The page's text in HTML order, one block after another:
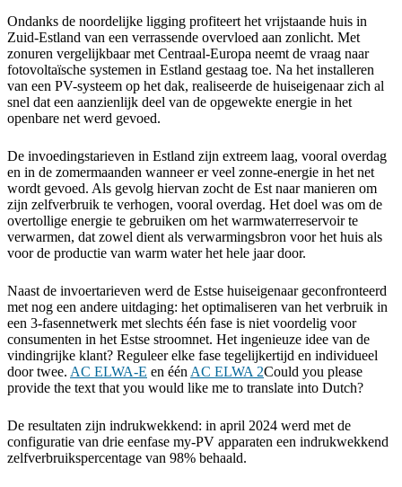
Ondanks de noordelijke ligging profiteert het vrijstaande huis in
Zuid-Estland van een verrassende overvloed aan zonlicht. Met
zonuren vergelijkbaar met Centraal-Europa neemt de vraag naar
fotovoltaïsche systemen in Estland gestaag toe. Na het installeren
van een PV-systeem op het dak, realiseerde de huiseigenaar zich al
snel dat een aanzienlijk deel van de opgewekte energie in het
openbare net werd gevoed.
De invoedingstarieven in Estland zijn extreem laag, vooral overdag
en in de zomermaanden wanneer er veel zonne-energie in het net
wordt gevoed. Als gevolg hiervan zocht de Est naar manieren om
zijn zelfverbruik te verhogen, vooral overdag. Het doel was om de
overtollige energie te gebruiken om het warmwaterreservoir te
verwarmen, dat zowel dient als verwarmingsbron voor het huis als
voor de productie van warm water het hele jaar door.
Naast de invoertarieven werd de Estse huiseigenaar geconfronteerd
met nog een andere uitdaging: het optimaliseren van het verbruik in
een 3-fasennetwerk met slechts één fase is niet voordelig voor
consumenten in het Estse stroomnet. Het ingenieuze idee van de
vindingrijke klant? Reguleer elke fase tegelijkertijd en individueel
door twee. AC ELWA-E en éénAC ELWA 2Could you please
provide the text that you would like me to translate into Dutch?
De resultaten zijn indrukwekkend: in april 2024 werd met de
configuratie van drie eenfase my-PV apparaten een indrukwekkend
zelfverbruikspercentage van 98% behaald.